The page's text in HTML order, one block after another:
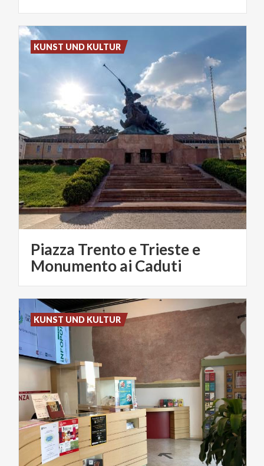
Piazza Trento e Trieste e
Monumento ai Caduti
KUNST UND KULTUR
KUNST UND KULTUR